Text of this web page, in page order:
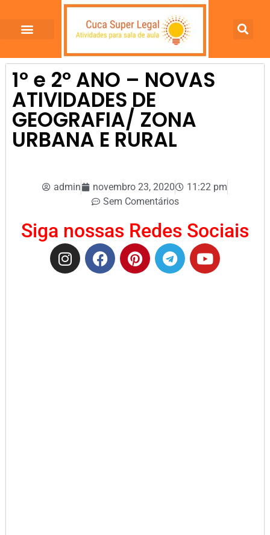
1º e 2º ANO – NOVAS
ATIVIDADES DE
GEOGRAFIA/ ZONA
URBANA E RURAL
admin novembro 23, 2020
11:22 pm
Sem Comentários
Siga nossas Redes Sociais